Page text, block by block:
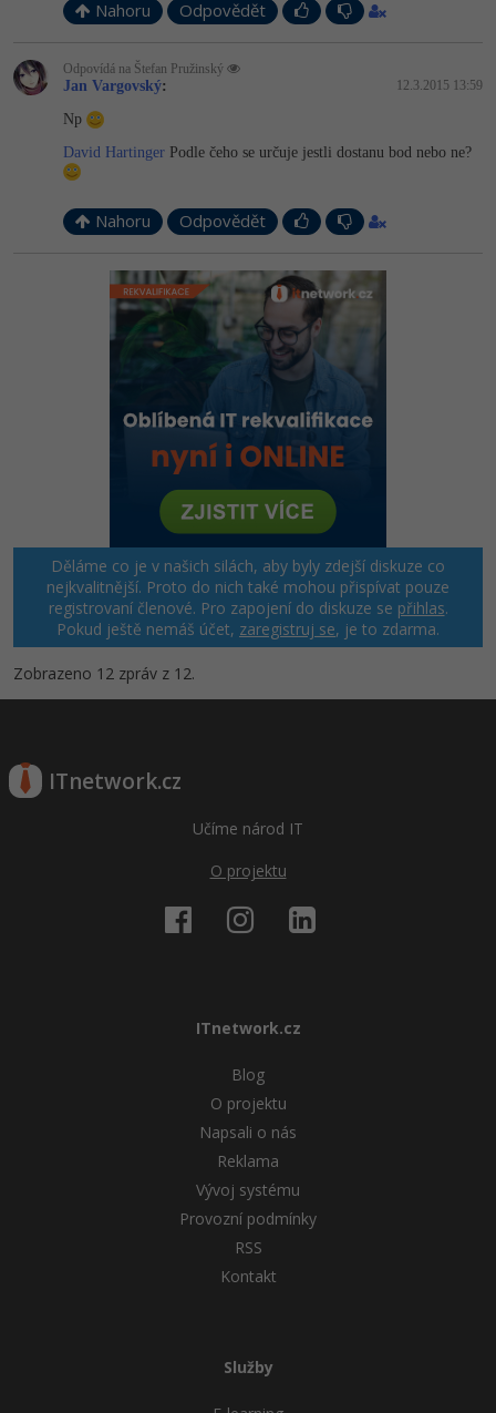
Nahoru Odpovědět
Odpovídá na Štefan Pružinský
Jan Vargovský: 12.3.2015 13:59
Np
David Hartinger Podle čeho se určuje jestli dostanu bod nebo ne?
Nahoru Odpovědět
Děláme co je v našich silách, aby byly zdejší diskuze co
nejkvalitnější. Proto do nich také mohou přispívat pouze
registrovaní členové. Pro zapojení do diskuze se přihlas.
Pokud ještě nemáš účet, zaregistruj se, je to zdarma.
Zobrazeno 12 zpráv z 12.
ITnetwork.cz
Učíme národ IT
O projektu
ITnetwork.cz
Blog
O projektu
Napsali o nás
Reklama
Vývoj systému
Provozní podmínky
RSS
Kontakt
Služby